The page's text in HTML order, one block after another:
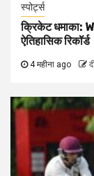
स्पोर्ट्स
क्रिकेट धमाका:
ऐतिहासिक रिकॉर्ड
4 महीना ago